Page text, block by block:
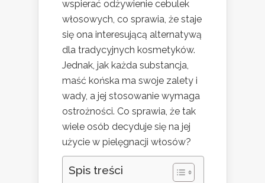
wspierać odżywienie cebulek
włosowych, co sprawia, że staje
się ona interesującą alternatywą
dla tradycyjnych kosmetyków.
Jednak, jak każda substancja,
maść końska ma swoje zalety i
wady, a jej stosowanie wymaga
ostrożności. Co sprawia, że tak
wiele osób decyduje się na jej
użycie w pielęgnacji włosów?
Spis treści